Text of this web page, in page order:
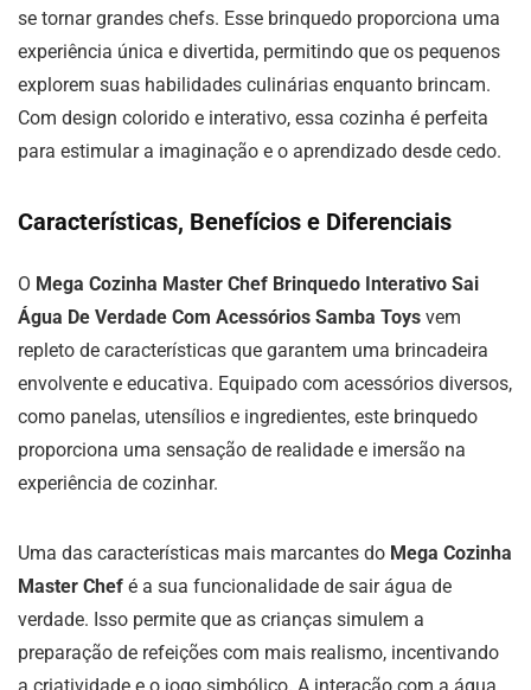
se tornar grandes chefs. Esse brinquedo proporciona uma
experiência única e divertida, permitindo que os pequenos
explorem suas habilidades culinárias enquanto brincam.
Com design colorido e interativo, essa cozinha é perfeita
para estimular a imaginação e o aprendizado desde cedo.
Características, Benefícios e Diferenciais
O Mega Cozinha Master Chef Brinquedo Interativo Sai
Água De Verdade Com Acessórios Samba Toys vem
repleto de características que garantem uma brincadeira
envolvente e educativa. Equipado com acessórios diversos,
como panelas, utensílios e ingredientes, este brinquedo
proporciona uma sensação de realidade e imersão na
experiência de cozinhar.
Uma das características mais marcantes do Mega Cozinha
Master Chef é a sua funcionalidade de sair água de
verdade. Isso permite que as crianças simulem a
preparação de refeições com mais realismo, incentivando